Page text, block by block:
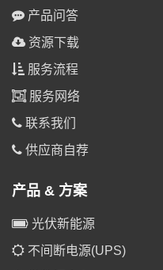
产品问答
资源下载
服务流程
服务网络
联系我们
供应商自荐
产品 & 方案
光伏新能源
不间断电源(UPS)